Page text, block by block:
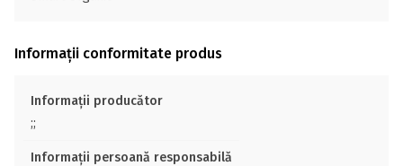
Informații conformitate produs
Informații producător
;;
Informații persoană responsabilă